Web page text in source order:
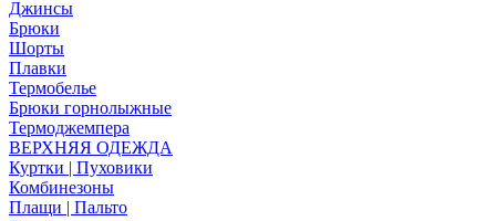
Джинсы
Брюки
Шорты
Плавки
Термобелье
Брюки горнолыжные
Термоджемпера
ВЕРХНЯЯ ОДЕЖДА
Куртки | Пуховики
Комбинезоны
Плащи | Пальто